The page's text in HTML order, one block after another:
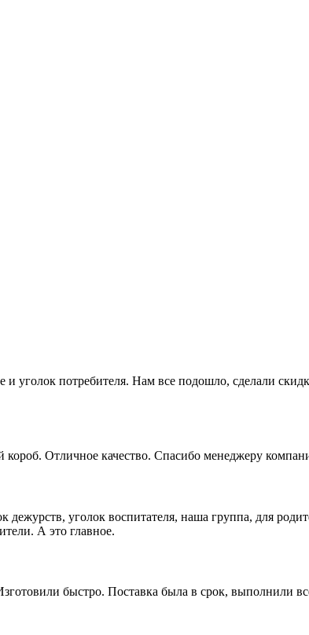
уголок потребителя. Нам все подошло, сделали
Отличное качество. Спасибо менеджеру
уголок воспитателя, наша группа, для
А это главное.
быстро. Поставка была в срок, выполнили